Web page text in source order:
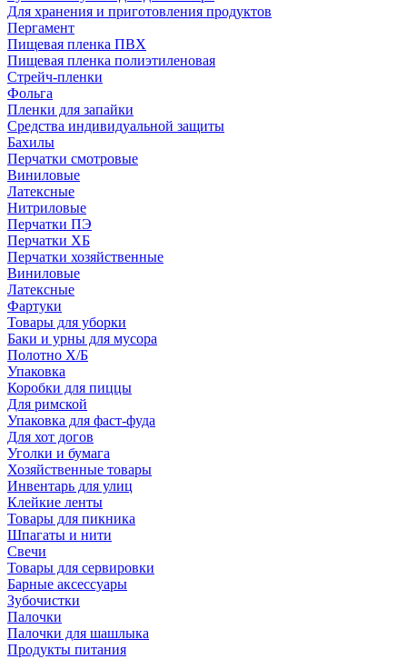
Для хранения и приготовления продуктов
Пергамент
Пищевая пленка ПВХ
Пищевая пленка полиэтиленовая
Стрейч-пленки
Фольга
Пленки для запайки
Средства индивидуальной защиты
Бахилы
Перчатки смотровые
Виниловые
Латексные
Нитриловые
Перчатки ПЭ
Перчатки ХБ
Перчатки хозяйственные
Виниловые
Латексные
Фартуки
Товары для уборки
Баки и урны для мусора
Полотно Х/Б
Упаковка
Коробки для пиццы
Для римской
Упаковка для фаст-фуда
Для хот догов
Уголки и бумага
Хозяйственные товары
Инвентарь для улиц
Клейкие ленты
Товары для пикника
Шпагаты и нити
Свечи
Товары для сервировки
Барные аксессуары
Зубочистки
Палочки
Палочки для шашлыка
Продукты питания